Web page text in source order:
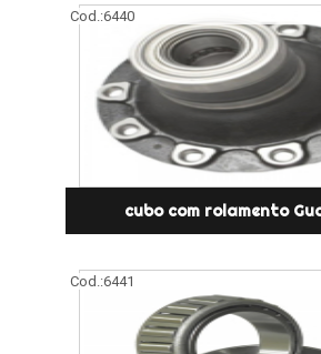
Cod.:6440
cubo com rolamento
Cod.:6441